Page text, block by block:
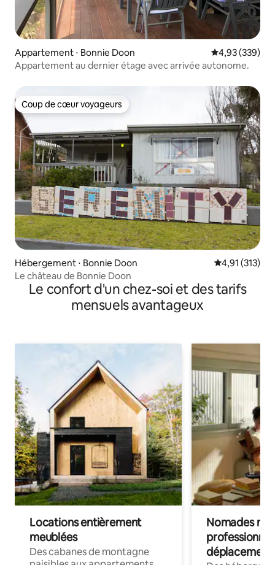
Appartement ⋅ Bonnie Doon Évaluation
4,93 (339)
Appartement au dernier étage avec arrivée autonome.
Coup de cœur voyageurs
Coup de cœur voyageurs
Hébergement ⋅ Bonnie Doon Évaluation
4,91 (313)
Le château de Bonnie Doon
Le confort d'un chez-soi et des tarifs
mensuels avantageux
Locations entièrement
meublées
Des cabanes de montagne
Nomades
déplacement